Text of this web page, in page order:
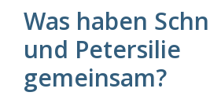
Was haben
und Petersilie
gemeinsam?